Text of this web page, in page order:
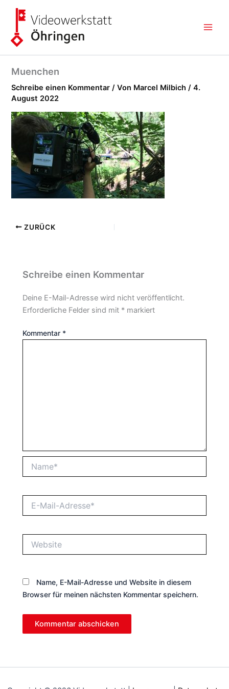
springen
Muenchen
Schreibe einen Kommentar / Von Marcel Milbich/4.
August 2022
ZURÜCK
Schreibe einen Kommentar
Deine E-Mail-Adresse wird nicht veröffentlicht.
Erforderliche Felder sind mit * markiert
Kommentar *
Mail-
Name, E-Mail-Adresse und Website in diesem
Browser für meinen nächsten Kommentar speichern.